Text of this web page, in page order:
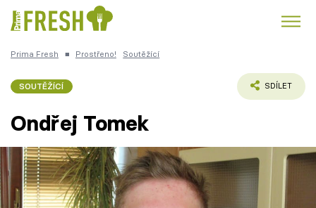
Česká kuchyně
Témata
Prima Fresh ■ Prostřeno! Soutěžící
SOUTĚŽÍCÍ SDÍLET
Ondřej Tomek